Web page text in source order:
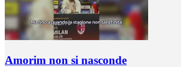
Amorim non si nasconde